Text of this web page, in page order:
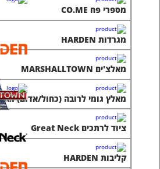
מספרי פח CO.ME
מגרדות HARDEN
מאלצ'ים MARSHALLTOWN
מאלץ גומי לרובה (כחול/אדום) S.I.R.I
ציוד לרתכים Great Neck
קליבות HARDEN